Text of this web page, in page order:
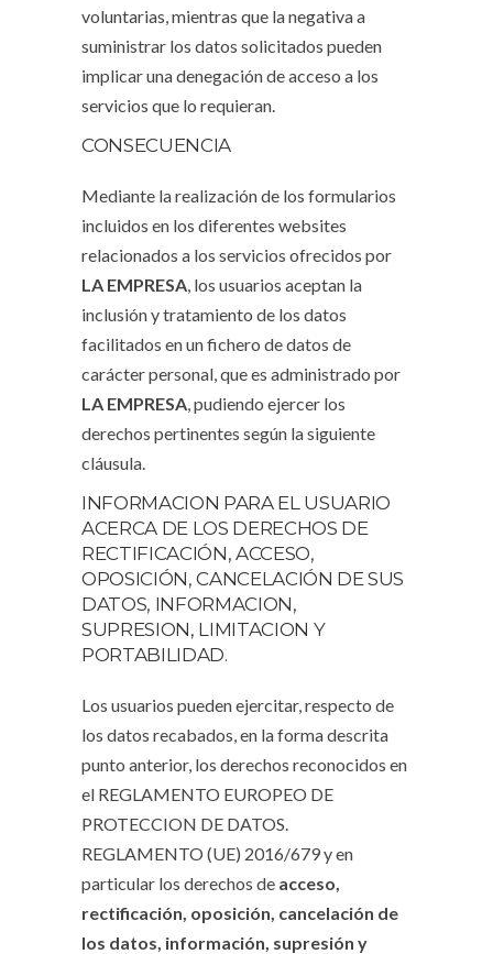
voluntarias, mientras que la negativa a
suministrar los datos solicitados pueden
implicar una denegación de acceso a los
servicios que lo requieran.
CONSECUENCIA
Mediante la realización de los formularios
incluidos en los diferentes websites
relacionados a los servicios ofrecidos por
LA EMPRESA, los usuarios aceptan la
inclusión y tratamiento de los datos
facilitados en un fichero de datos de
carácter personal, que es administrado por
LA EMPRESA, pudiendo ejercer los
derechos pertinentes según la siguiente
cláusula.
INFORMACION PARA EL USUARIO
ACERCA DE LOS DERECHOS DE
RECTIFICACIÓN, ACCESO,
OPOSICIÓN, CANCELACIÓN DE SUS
DATOS, INFORMACION,
SUPRESION, LIMITACION Y
PORTABILIDAD.
Los usuarios pueden ejercitar, respecto de
los datos recabados, en la forma descrita
punto anterior, los derechos reconocidos en
el REGLAMENTO EUROPEO DE
PROTECCION DE DATOS.
REGLAMENTO (UE) 2016/679 y en
particular los derechos de acceso,
rectificación, oposición, cancelación de
los datos, información, supresión y